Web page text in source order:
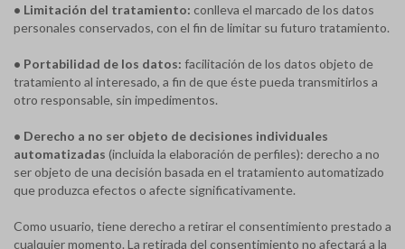
• Limitación del tratamiento: conlleva el marcado de los datos
personales conservados, con el fin de limitar su futuro tratamiento.
• Portabilidad de los datos: facilitación de los datos objeto de
tratamiento al interesado, a fin de que éste pueda transmitirlos a
otro responsable, sin impedimentos.
• Derecho a no ser objeto de decisiones individuales
automatizadas (incluida la elaboración de perfiles): derecho a no
ser objeto de una decisión basada en el tratamiento automatizado
que produzca efectos o afecte significativamente.
Como usuario, tiene derecho a retirar el consentimiento prestado a
cualquier momento. La retirada del consentimiento no afectará a la